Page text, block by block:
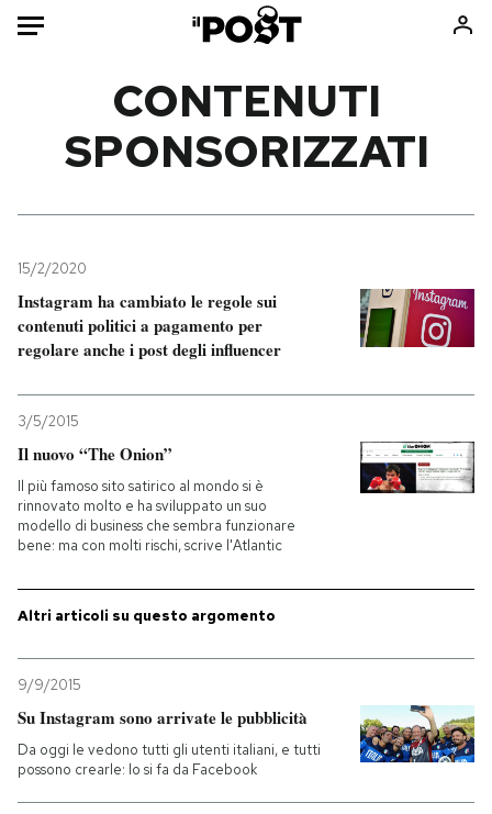
HOME
Mondo
Tecnologia
Internet
Scienza
Libri
Ok Boomer!
Mondiali calcio 2026
PODCAST
NEWSLETTER
I MIEI PREFERITI
SHOP
CONTENUTI
SPONSORIZZATI
15/2/2020
Instagram ha cambiato le regole sui
contenuti politici a pagamento per
regolare anche i post degli influencer
3/5/2015
Il nuovo “The Onion”
Il più famoso sito satirico al mondo si è
rinnovato molto e ha sviluppato un suo
modello di business che sembra funzionare
bene: ma con molti rischi, scrive l'Atlantic
Altri articoli su questo argomento
9/9/2015
Su Instagram sono arrivate le pubblicità
Da oggi le vedono tutti gli utenti italiani, e tutti
possono crearle: lo si fa da Facebook